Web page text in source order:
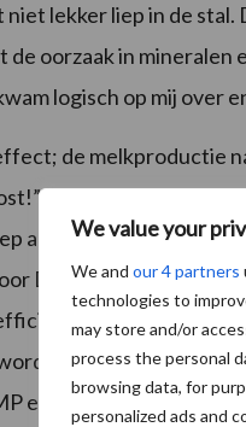
We value your
We and our 4 partners
technologies to
may store and/or
process the personal
browsing data, for
personalized ads and
lekker liep in de
oorzaak in mineralen
logisch op mij over
de melkproductie
aldus Koning, die de
als recept ziet voor
Dietery Escape
melkproductie.
gesynthetiseerd.
ideale aanvulling